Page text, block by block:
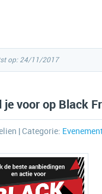
op: 24/11/2017
je voor op Black
| Categorie: